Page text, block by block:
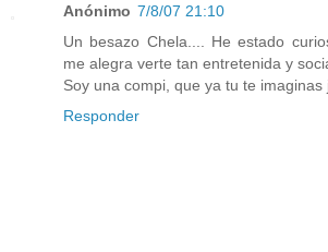
Anónimo 7/8/07 21:10
Un besazo Chela.... He estado
me alegra verte tan entretenida y
Soy una compi, que ya tu te imaginas
Responder